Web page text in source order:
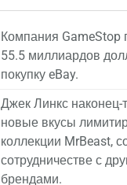
Компания GameStop
55.5 миллиардов
покупку eBay.
Джек Линкс наконец-
новые вкусы
коллекции MrBeast,
сотрудничестве с
брендами.